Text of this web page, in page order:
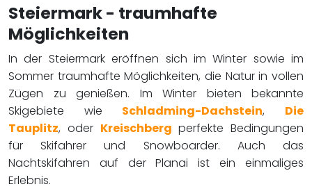
Steiermark - traumhafte
Möglichkeiten
In der Steiermark eröffnen sich im Winter sowie im
Sommer traumhafte Möglichkeiten, die Natur in vollen
Zügen zu genießen. Im Winter bieten bekannte
Skigebiete wie Schladming-Dachstein, Die
Tauplitz, oder Kreischberg perfekte Bedingungen
für Skifahrer und Snowboarder. Auch das
Nachtskifahren auf der Planai ist ein einmaliges
Erlebnis.